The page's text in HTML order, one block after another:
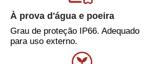
À prova d'água e poeira
Grau de proteção IP66. Adequado
para uso externo.